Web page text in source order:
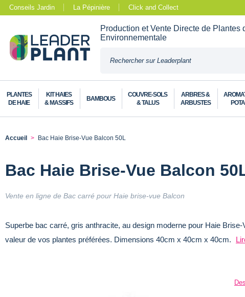
Conseils Jardin La Pépinière Click and Collect
Production et Vente Directe de Plantes
Environnementale
PLANTES
DE HAIE
KIT HAIES
& MASSIFS
BAMBOUS
COUVRE-SOLS
& TALUS
ARBRES &
ARBUSTES
Accueil Bac Haie Brise-Vue Balcon 50L
Bac Haie Brise-Vue Balcon
Vente en ligne de Bac carré pour Haie brise-vue Balcon
Superbe bac carré, gris anthracite, au design moderne pour Haie
valeur de vos plantes préférées. Dimensions 40cm x 40cm x 40cm.